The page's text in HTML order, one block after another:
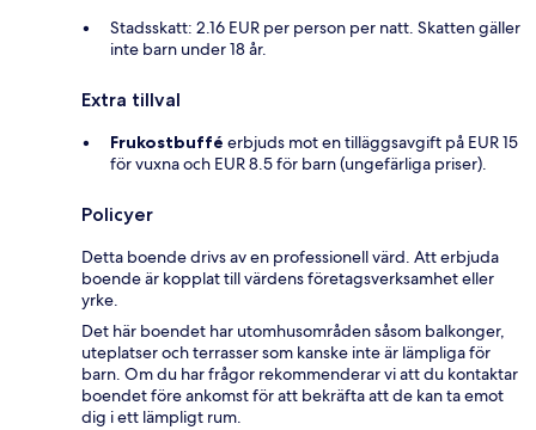
Stadsskatt: 2.16 EUR per person per natt. Skatten gäller
inte barn under 18 år.
Extra tillval
Frukostbuffé erbjuds mot en tilläggsavgift på EUR 15
för vuxna och EUR 8.5 för barn (ungefärliga priser).
Policyer
Detta boende drivs av en professionell värd. Att erbjuda
boende är kopplat till värdens företagsverksamhet eller
yrke.
Det här boendet har utomhusområden såsom balkonger,
uteplatser och terrasser som kanske inte är lämpliga för
barn. Om du har frågor rekommenderar vi att du kontaktar
boendet före ankomst för att bekräfta att de kan ta emot
dig i ett lämpligt rum.